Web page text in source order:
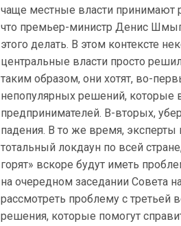
чаще местные власти принимают
что премьер-министр Денис
этого делать. В этом контексте
центральные власти просто
таким образом, они хотят, во-
непопулярных решений, которые
предпринимателей. В-вторых,
падения. В то же время,
тотальный локдаун по всей
горят» вскоре будут иметь
на очередном заседании Совета
рассмотреть проблему с третьей
решения, которые помогут